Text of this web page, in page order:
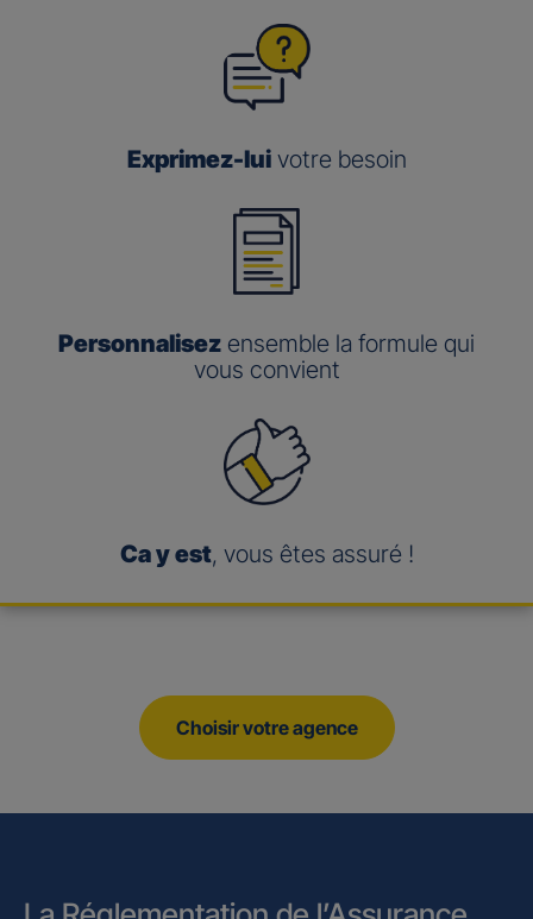
Exprimez-luivotre besoin
Personnalisez ensemble la formule qui
vous convient
Ca y est, vous êtes assuré !
Choisir votre agence